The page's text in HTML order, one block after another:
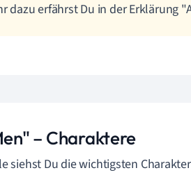
dazu erfährst Du in der Erklärung
– Charaktere
siehst Du die wichtigsten